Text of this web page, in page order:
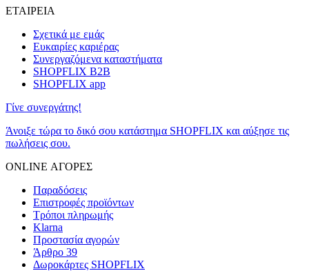
ΕΤΑΙΡΕΙΑ
Σχετικά με εμάς
Ευκαιρίες καριέρας
Συνεργαζόμενα καταστήματα
SHOPFLIX B2B
SHOPFLIX app
Γίνε συνεργάτης!
Άνοιξε τώρα το δικό σου κατάστημα SHOPFLIX και αύξησε τις
πωλήσεις σου.
ONLINE ΑΓΟΡΕΣ
Παραδόσεις
Επιστροφές προϊόντων
Τρόποι πληρωμής
Klarna
Προστασία αγορών
Άρθρο 39
Δωροκάρτες SHOPFLIX